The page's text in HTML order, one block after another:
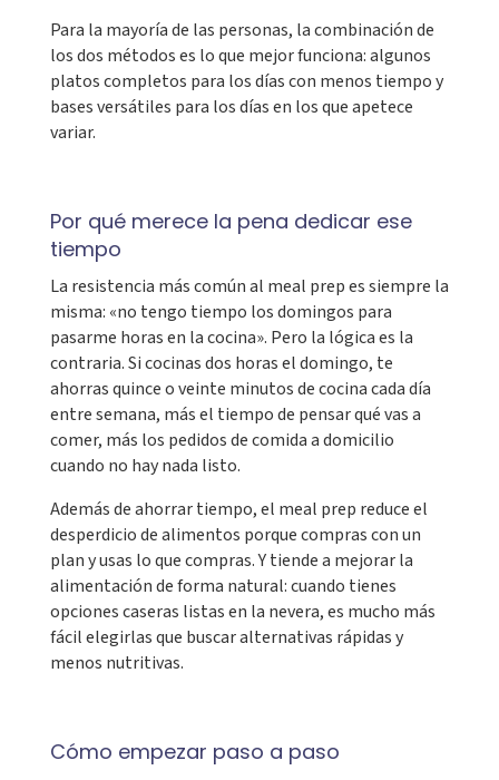
Para la mayoría de las personas, la combinación de
los dos métodos es lo que mejor funciona: algunos
platos completos para los días con menos tiempo y
bases versátiles para los días en los que apetece
variar.
Por qué merece la pena dedicar ese
tiempo
La resistencia más común al meal prep es siempre la
misma: «no tengo tiempo los domingos para
pasarme horas en la cocina». Pero la lógica es la
contraria. Si cocinas dos horas el domingo, te
ahorras quince o veinte minutos de cocina cada día
entre semana, más el tiempo de pensar qué vas a
comer, más los pedidos de comida a domicilio
cuando no hay nada listo.
Además de ahorrar tiempo, el meal prep reduce el
desperdicio de alimentos porque compras con un
plan y usas lo que compras. Y tiende a mejorar la
alimentación de forma natural: cuando tienes
opciones caseras listas en la nevera, es mucho más
fácil elegirlas que buscar alternativas rápidas y
menos nutritivas.
Cómo empezar paso a paso